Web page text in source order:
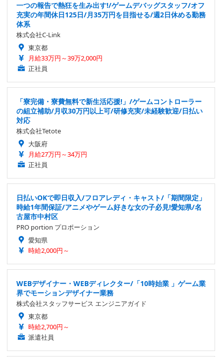
一つの報告で熱狂を生み出す!/ゲームデバッグスタッフ/オフ
充実の年間休日125日/月35万円を目指せる/週2日休める勤務
体系
株式会社C-Link
東京都
月給33万円～39万2,000円
正社員
「寮完備・寮費無料で新生活応援!」/ゲームコントローラー
の組立補助/月収30万円以上可/研修充実/未経験歓迎/日払い
対応
株式会社Tetote
大阪府
月給27万円～34万円
正社員
日払いOKで即日収入/フロアレディ・キャスト/「期間限定」
時給1年間保証/アニメやゲーム好きな女の子必見!愛知県/名
古屋市中村区
PRO portion プロポーション
愛知県
時給2,000円～
WEBデザイナー・WEBディレクター/「10時始業 」ゲーム業
界でモーションデザイナー業務
株式会社スタッフサービス エンジニアガイド
東京都
時給2,700円～
派遣社員